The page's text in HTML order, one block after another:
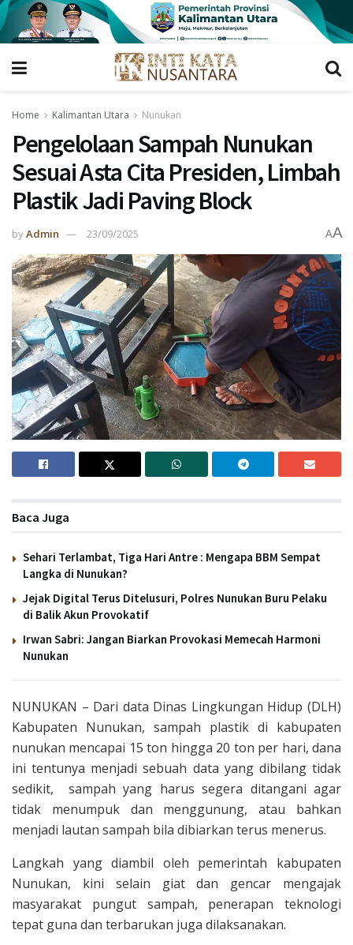
Home Kalimantan Utara Nunukan
Pengelolaan Sampah Nunukan
Sesuai Asta Cita Presiden, Limbah
Plastik Jadi Paving Block
byAdmin 23/09/2025 AA
Baca Juga
Sehari Terlambat, Tiga Hari Antre : Mengapa BBM Sempat
Langka di Nunukan?
Jejak Digital Terus Ditelusuri, Polres Nunukan Buru Pelaku
di Balik Akun Provokatif
Irwan Sabri: Jangan Biarkan Provokasi Memecah Harmoni
Nunukan
NUNUKAN – Dari data Dinas Lingkungan Hidup (DLH)
Kabupaten Nunukan, sampah plastik di kabupaten
nunukan mencapai 15 ton hingga 20 ton per hari, dana
ini tentunya menjadi sebuah data yang dibilang tidak
sedikit, sampah yang harus segera ditangani agar
tidak menumpuk dan menggunung, atau bahkan
menjadi lautan sampah bila dibiarkan terus menerus.
Langkah yang diambil oleh pemerintah kabupaten
Nunukan, kini selain giat dan gencar mengajak
masyarakat pungut sampah, penerapan teknologi
tepat guna dan terbarukan juga dilaksanakan.